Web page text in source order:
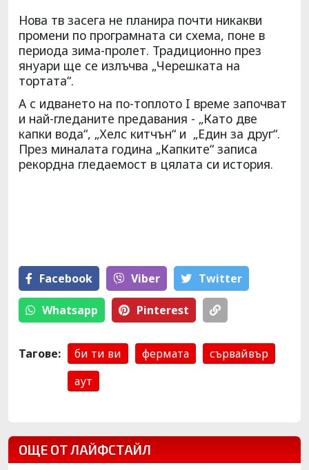
Нова тв засега не планира почти никакви
промени по програмната си схема, поне в
периода зима-пролет. Традиционно през
януари ще се излъчва „Черешката на
тортата“.
А с идването на по-топлото I време започват
и най-гледаните предавания - „Като две
капки вода“, „Хелс китчън“ и „Един за друг“.
През миналата година „Капките“ записа
рекордна гледаемост в цялата си история.
Facebook Viber Тwitter
Whatsapp Pinterest
Тагове: би ти ви фермата
сървайвър
аут
ОЩЕ ОТ ЛАЙФСТАЙЛ